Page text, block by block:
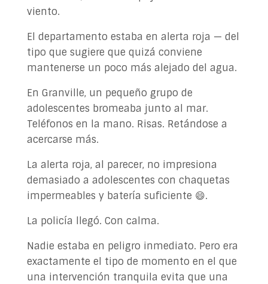
viento.
El departamento estaba en alerta roja — del
tipo que sugiere que quizá conviene
mantenerse un poco más alejado del agua.
En Granville, un pequeño grupo de
adolescentes bromeaba junto al mar.
Teléfonos en la mano. Risas. Retándose a
acercarse más.
La alerta roja, al parecer, no impresiona
demasiado a adolescentes con chaquetas
impermeables y batería suficiente 😄.
La policía llegó. Con calma.
Nadie estaba en peligro inmediato. Pero era
exactamente el tipo de momento en el que
una intervención tranquila evita que una